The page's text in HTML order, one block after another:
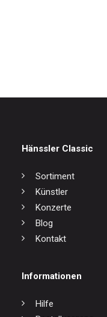
Hänssler Classic
Sortiment
Künstler
Konzerte
Blog
Kontakt
Informationen
Hilfe